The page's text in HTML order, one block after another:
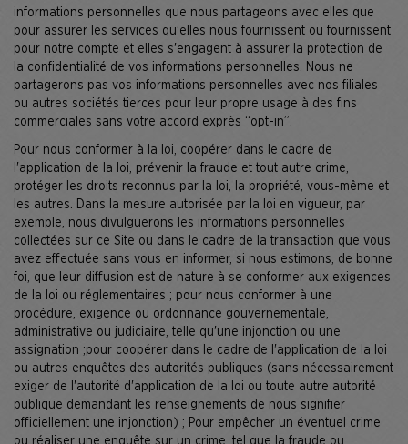
informations personnelles que nous partageons avec elles que
pour assurer les services qu'elles nous fournissent ou fournissent
pour notre compte et elles s'engagent à assurer la protection de
la confidentialité de vos informations personnelles. Nous ne
partagerons pas vos informations personnelles avec nos filiales
ou autres sociétés tierces pour leur propre usage à des fins
commerciales sans votre accord exprès “opt-in”.
Pour nous conformer à la loi, coopérer dans le cadre de
l'application de la loi, prévenir la fraude et tout autre crime,
protéger les droits reconnus par la loi, la propriété, vous-même et
les autres. Dans la mesure autorisée par la loi en vigueur, par
exemple, nous divulguerons les informations personnelles
collectées sur ce Site ou dans le cadre de la transaction que vous
avez effectuée sans vous en informer, si nous estimons, de bonne
foi, que leur diffusion est de nature à se conformer aux exigences
de la loi ou réglementaires ; pour nous conformer à une
procédure, exigence ou ordonnance gouvernementale,
administrative ou judiciaire, telle qu'une injonction ou une
assignation ;pour coopérer dans le cadre de l'application de la loi
ou autres enquêtes des autorités publiques (sans nécessairement
exiger de l'autorité d'application de la loi ou toute autre autorité
publique demandant les renseignements de nous signifier
officiellement une injonction) ; Pour empêcher un éventuel crime
ou réaliser une enquête sur un crime, tel que la fraude ou